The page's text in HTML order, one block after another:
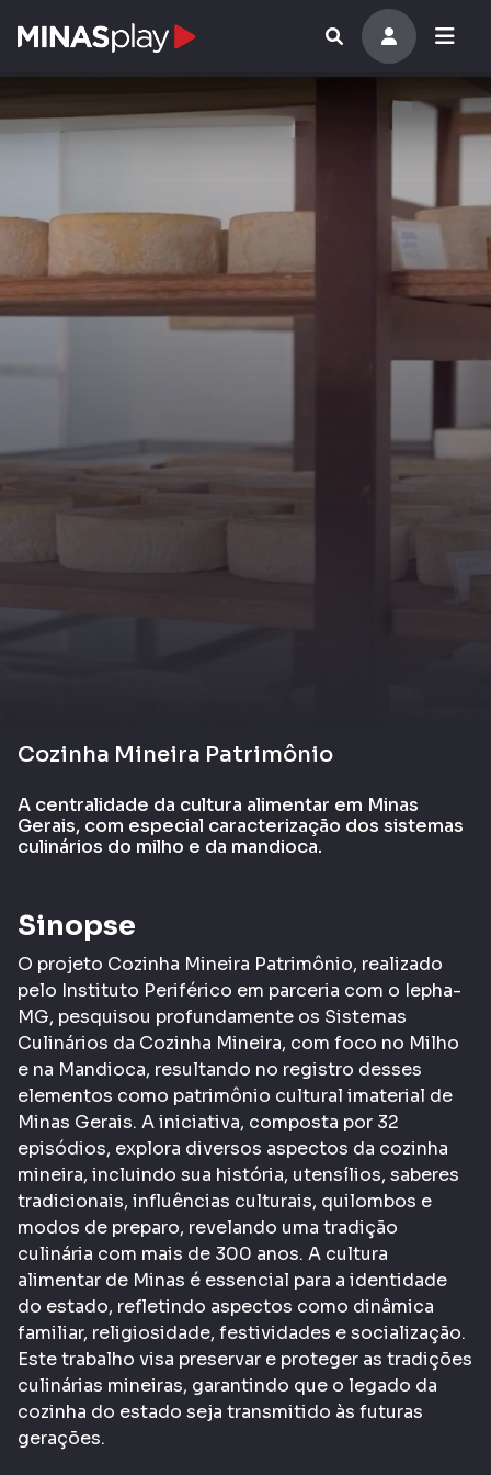
Cozinha Mineira Patrimônio
A centralidade da cultura alimentar em Minas
Gerais, com especial caracterização dos sistemas
culinários do milho e da mandioca.
Sinopse
O projeto Cozinha Mineira Patrimônio, realizado
pelo Instituto Periférico em parceria com o Iepha-
MG, pesquisou profundamente os Sistemas
Culinários da Cozinha Mineira, com foco no Milho
e na Mandioca, resultando no registro desses
elementos como patrimônio cultural imaterial de
Minas Gerais. A iniciativa, composta por 32
episódios, explora diversos aspectos da cozinha
mineira, incluindo sua história, utensílios, saberes
tradicionais, influências culturais, quilombos e
modos de preparo, revelando uma tradição
culinária com mais de 300 anos. A cultura
alimentar de Minas é essencial para a identidade
do estado, refletindo aspectos como dinâmica
familiar, religiosidade, festividades e socialização.
Este trabalho visa preservar e proteger as tradições
culinárias mineiras, garantindo que o legado da
cozinha do estado seja transmitido às futuras
gerações.